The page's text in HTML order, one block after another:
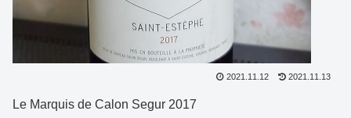
2021.11.12 2021.11.13
Le Marquis de Calon Segur 2017